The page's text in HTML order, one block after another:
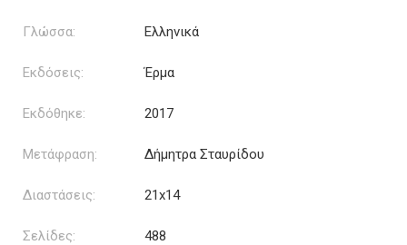
Γλώσσα: Ελληνικά
Εκδόσεις: Έρμα
Εκδόθηκε: 2017
Μετάφραση: Δήμητρα Σταυρίδου
Διαστάσεις: 21x14
Σελίδες: 488